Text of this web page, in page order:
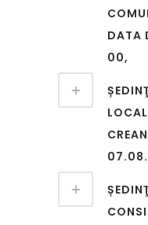
DATA
00,